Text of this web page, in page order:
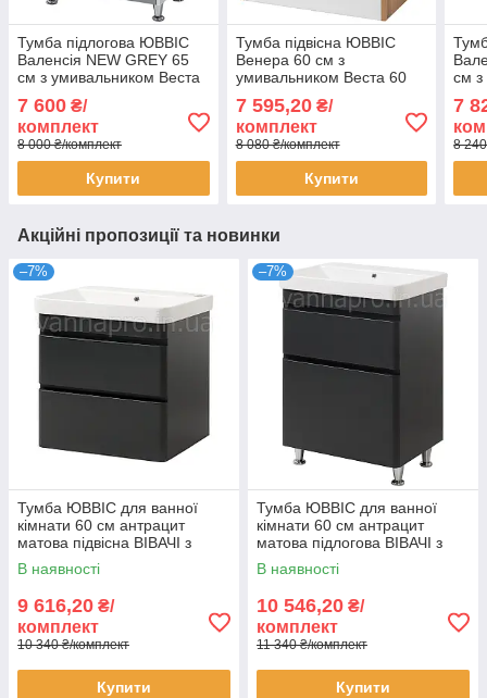
Тумба підлогова ЮВВІС
Валенсія NEW GREY 65
см з умивальником Веста
7 600 ₴/
комплект
8 000 ₴/комплект
Купити
Тумба підвісна ЮВВІС
Венера 60 см з
умивальником Веста 60
7 595,20₴/
комплект
8 080 ₴/комплект
Купити
см з
7
8
Акційні пропозиції та новинки
–7%
Тумба ЮВВІС для ванної
кімнати 60 см антрацит
матова підвісна ВІВАЧІ з
умивальником VIVACE
В наявності
9 616,20 ₴/
комплект
10 340 ₴/комплект
Купити
–7%
Тумба ЮВВІС для ванної
кімнати 60 см антрацит
матова підлогова ВІВАЧІ з
умивальником VIVACE
В наявності
10 546,20 ₴/
комплект
11 340 ₴/комплект
Купити